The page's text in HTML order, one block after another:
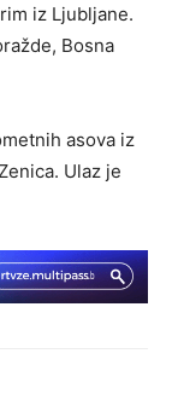
iz Ljubljane.
Bosna
asova iz
Ulaz je